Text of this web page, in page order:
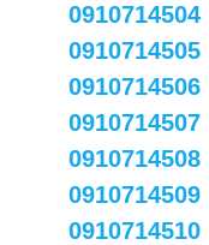
0910714504
0910714505
0910714506
0910714507
0910714508
0910714509
0910714510